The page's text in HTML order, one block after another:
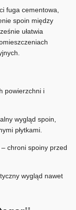
fuga cementowa,
spoin między
ułatwia
powierzchni i
wygląd spoin,
płytkami.
– chroni spoiny przed
wygląd nawet